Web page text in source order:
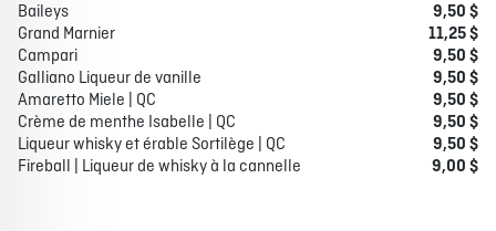
Baileys
9,50 $
Grand Marnier
11,25 $
Campari
9,50 $
Galliano Liqueur de vanille
9,50 $
Amaretto Miele | QC
9,50 $
Crème de menthe Isabelle | QC
9,50 $
Liqueur whisky et érable Sortilège | QC
9,50 $
Fireball | Liqueur de whisky à la cannelle
9,00 $